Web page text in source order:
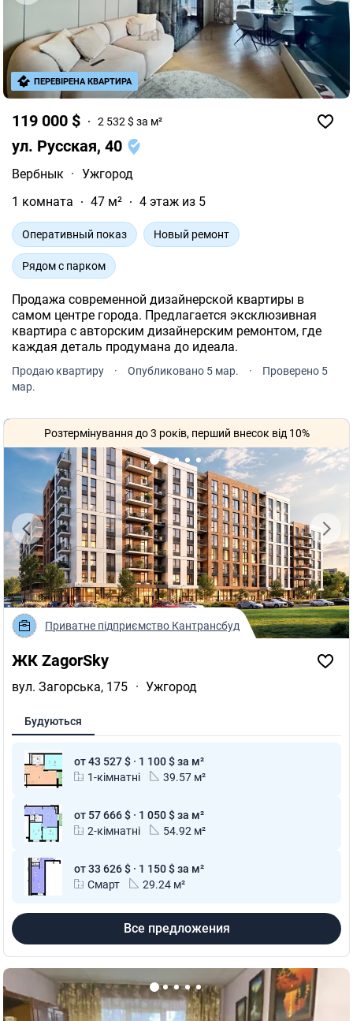
119 000 $ 2 532 $ за м²
ул. Русская, 40
Вербнык · Ужгород
1 комната
47 м² 4 этаж из 5
Оперативный показ Новый ремонт
Рядом с парком
Продажа современной дизайнерской квартиры в
самом центре города. Предлагается эксклюзивная
квартира с авторским дизайнерским ремонтом, где
каждая деталь продумана до идеала.
Продаю квартиру · Опубликовано 5 мар. ·
Проверено 5
мар.
ПЕРЕВІРЕНА КВАРТИРА
ЖК ZagorSky
вул. Загорська, 175 · Ужгород
Будуються
от 43 527 $ · 1 100 $ за м²
1-кімнатні
39.57 м²
от 57 666 $ · 1 050 $ за м²
2-кімнатні
54.92 м²
от 33 626 $ · 1 150 $ за м²
Смарт
29.24 м²
Все предложения
Розтермінування до 3 років, перший внесок від 10%
Приватне підприємство Кантрансбуд